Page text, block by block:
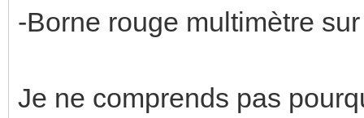
-Borne rouge multimètre
Je ne comprends pas